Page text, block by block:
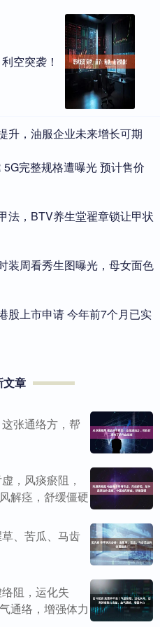
空突袭！
升，油服企业未来增长可期
完整规格遭曝光 预计售价
法，BTV养生堂翟章锁让甲状
装周看秀生图曝光，母女面色
股上市申请 今年前7个月已实
文章
张通络方，帮
，风痰瘀阻，
解痉，舒缓僵硬
、苦瓜、马齿
阻，运化失
通络，增强体力